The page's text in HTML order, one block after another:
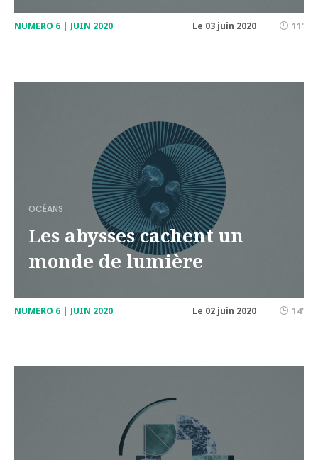
NUMERO 6 | JUIN 2020 Le 03 juin 2020 11'
OCÉANS
Les abysses cachent un
monde de lumière
NUMERO 6 | JUIN 2020 Le 02 juin 2020 14'